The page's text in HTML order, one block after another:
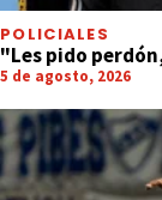
POLICIALES
"Les pido
5 de agosto, 2026